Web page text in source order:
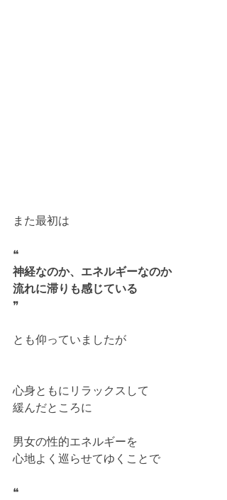
また最初は
❝
神経なのか、エネルギーなのか
流れに滞りも感じている
❞
とも仰っていましたが
心身ともにリラックスして
緩んだところに
男女の性的エネルギーを
心地よく巡らせてゆくことで
❝